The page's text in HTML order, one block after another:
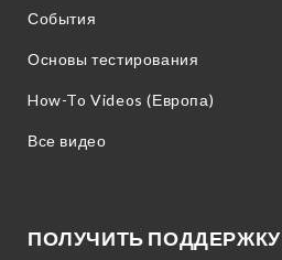
События
Основы тестирования
How-To Videos (Европа)
Все видео
ПОЛУЧИТЬ ПОДДЕРЖКУ